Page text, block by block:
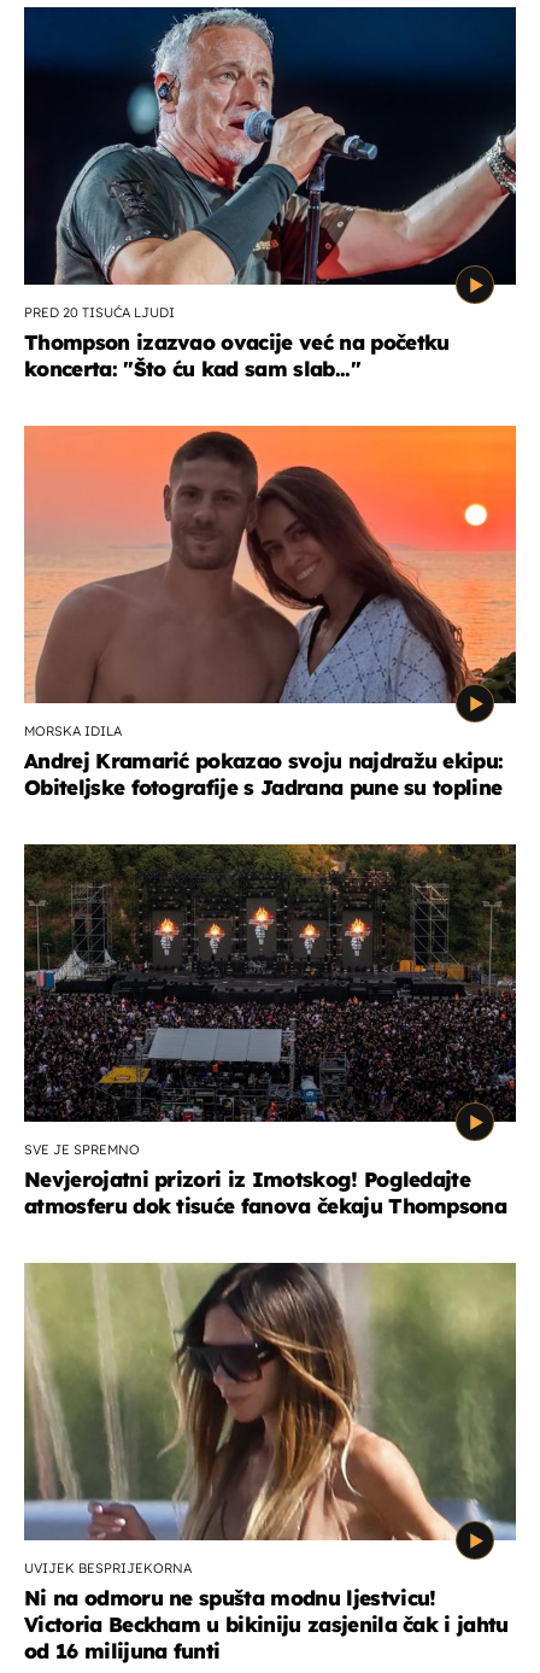
PRED 20 TISUĆA LJUDI
Thompson izazvao ovacije već na početku
koncerta: "Što ću kad sam slab..."
MORSKA IDILA
Andrej Kramarić pokazao svoju najdražu ekipu:
Obiteljske fotografije s Jadrana pune su topline
SVE JE SPREMNO
Nevjerojatni prizori iz Imotskog! Pogledajte
atmosferu dok tisuće fanova čekaju Thompsona
UVIJEK BESPRIJEKORNA
Ni na odmoru ne spušta modnu ljestvicu!
Victoria Beckham u bikiniju zasjenila čak i jahtu
od 16 milijuna funti